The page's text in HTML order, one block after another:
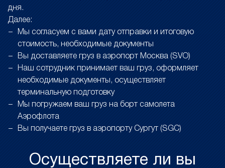
дня.
Далее:
Мы согласуем с вами дату отправки и итоговую
стоимость, необходимые документы
Вы доставляете груз в аэропорт Москва (SVO)
Наш сотрудник принимает ваш груз, оформляет
необходимые документы, осуществляет
терминальную подготовку
Мы погружаем ваш груз на борт самолета
Аэрофлота
Вы получаете груз в аэропорту Сургут (SGC)
Осуществляете ли вы